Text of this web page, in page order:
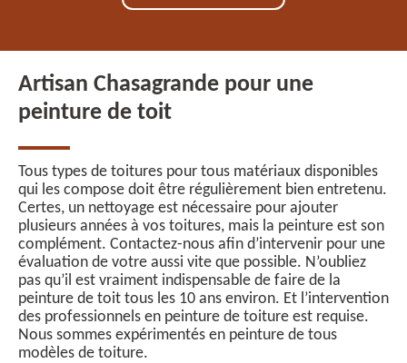
Artisan Chasagrande pour une
peinture de toit
Tous types de toitures pour tous matériaux disponibles
qui les compose doit être régulièrement bien entretenu.
Certes, un nettoyage est nécessaire pour ajouter
plusieurs années à vos toitures, mais la peinture est son
complément. Contactez-nous afin d’intervenir pour une
évaluation de votre aussi vite que possible. N’oubliez
pas qu’il est vraiment indispensable de faire de la
peinture de toit tous les 10 ans environ. Et l’intervention
des professionnels en peinture de toiture est requise.
Nous sommes expérimentés en peinture de tous
modèles de toiture.